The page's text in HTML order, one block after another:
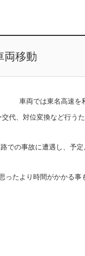
両移動
車両では東名高速を
代、対位変換など行う
での事故に遭遇し、予
ったより時間がかかる事